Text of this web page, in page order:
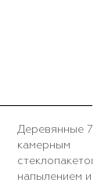
Деревянные 78
камерным
стеклопакетом
напылением и